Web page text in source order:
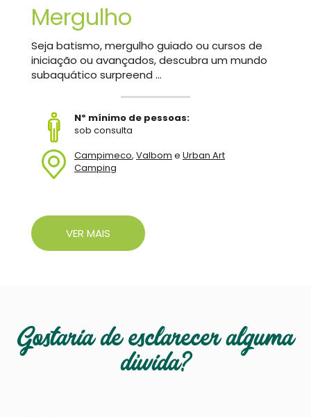
Mergulho
Seja batismo, mergulho guiado ou cursos de
iniciação ou avançados, descubra um mundo
subaquático surpreend ...
Nº mínimo de pessoas:
sob consulta
Campimeco, Valbom e Urban Art
Camping
VER MAIS
Gostaria de esclarecer alguma
dúvida?